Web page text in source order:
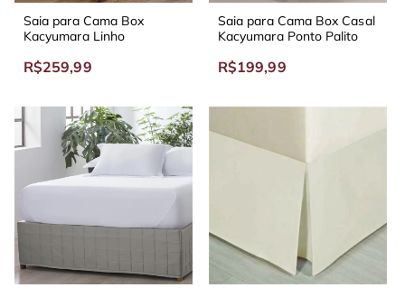
Saia para Cama Box
Kacyumara Linho
R$259,99
Saia para Cama Box Casal
Kacyumara Ponto Palito
R$199,99